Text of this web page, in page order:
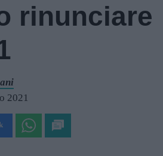
rinunciare
2021